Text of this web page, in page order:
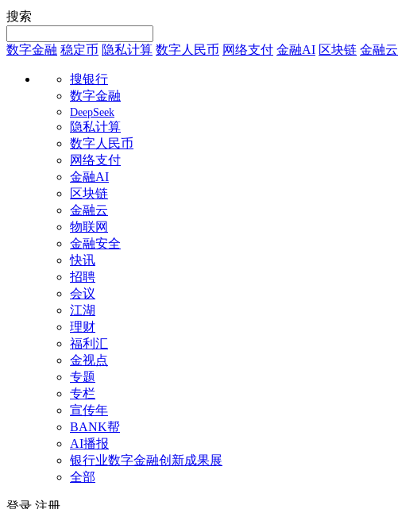
搜索
数字金融 稳定币 隐私计算 数字人民币 网络支付 金融AI 区块链 金融云
搜银行
数字金融
DeepSeek
隐私计算
数字人民币
网络支付
金融AI
区块链
金融云
物联网
金融安全
快讯
招聘
会议
江湖
理财
福利汇
金视点
专题
专栏
宣传年
BANK帮
AI播报
银行业数字金融创新成果展
全部
登录 注册